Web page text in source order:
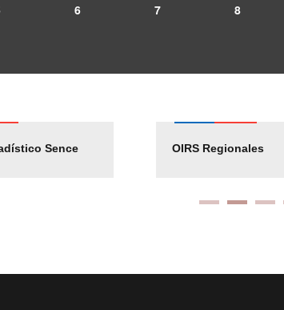
6 7 8
Sence
Audiencias
OIRS Regionales